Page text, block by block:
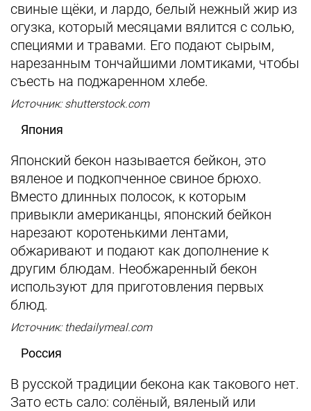
свиные щёки, и лардо, белый нежный жир из
огузка, который месяцами вялится с солью,
специями и травами. Его подают сырым,
нарезанным тончайшими ломтиками, чтобы
съесть на поджаренном хлебе.
Источник: shutterstock.com
Япония
Японский бекон называется бейкон, это
вяленое и подкопченное свиное брюхо.
Вместо длинных полосок, к которым
привыкли американцы, японский бейкон
нарезают коротенькими лентами,
обжаривают и подают как дополнение к
другим блюдам. Необжаренный бекон
используют для приготовления первых
блюд.
Источник: thedailymeal.com
Россия
В русской традиции бекона как такового нет.
Зато есть сало: солёный, вяленый или